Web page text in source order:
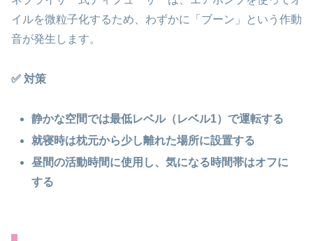
イルを微粒子化するため、わずかに「ブーン」という作動
音が発生します。
✅ 対策
静かな空間では最低レベル（レベル1）で運転する
就寝時は枕元から少し離れた場所に設置する
昼間の活動時間に使用し、気になる時間帯はオフに
する